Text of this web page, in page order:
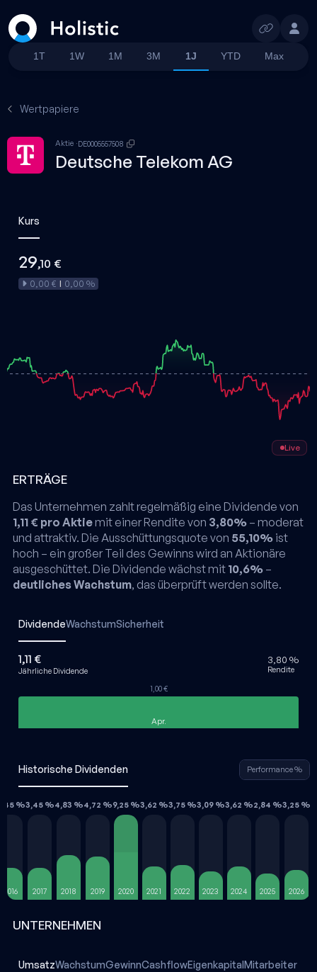
Suchen
1T 1W 1M 3M 1J YTD Max
Wertpapiere
Aktie DE0005557508
Deutsche Telekom AG
Kurs
29,10 €
0,00 € 0,00 %
Live
ERTRÄGE
Das Unternehmen zahlt regelmäßig eine Dividende von
1,11 € pro Aktiemit einer Rendite von 3,80% – moderat
und attraktiv. Die Ausschüttungsquote von 55,10% ist
hoch – ein großer Teil des Gewinns wird an Aktionäre
ausgeschüttet. Die Dividende wächst mit 10,6% –
deutliches Wachstum, das überprüft werden sollte.
DividendeWachstumSicherheit
1,11 €
Jährliche Dividende
3,80 %
Rendite
1,00 €
Apr.
Historische Dividenden Performance %
%
2016
3,45 %
2017
4,83 %
2018
4,72 %
2019
9,25 %
2020
3,62 %
2021
3,75 %
2022
3,09 %
2023
3,62 %
2024
2,84 %
2025
3,25 %
2026
UNTERNEHMEN
UmsatzWachstumGewinnCashflowEigenkapitalMitarbeiter